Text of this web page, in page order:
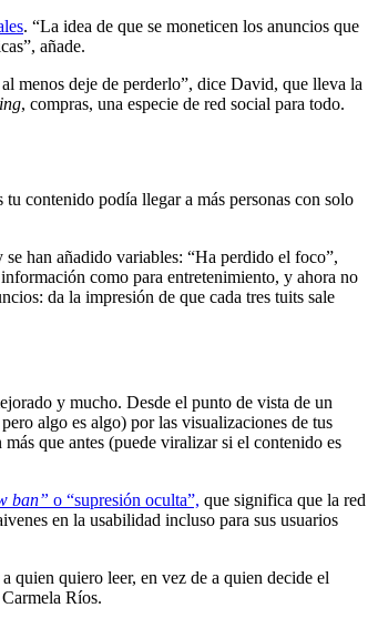
. “La idea de que se moneticen los anuncios que
añade.
menos deje de perderlo”, dice David, que lleva la
, compras, una especie de red social para todo.
contenido podía llegar a más personas con solo
han añadido variables: “Ha perdido el foco”,
como para entretenimiento, y ahora no
da la impresión de que cada tres tuits sale
y mucho. Desde el punto de vista de un
algo es algo) por las visualizaciones de tus
que antes (puede viralizar si el contenido es
ban” o “supresión oculta”, que significa que la red
en la usabilidad incluso para sus usuarios
quien quiero leer, en vez de a quien decide el
Ríos.